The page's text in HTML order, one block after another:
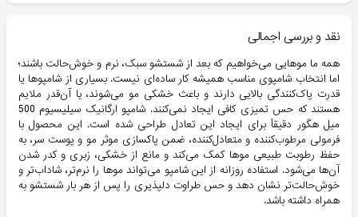
نقد و بررسی اجمالی
همه ما موهایی می‌خواهیم که بعد از شستشو سبک، نرم و خوش‌حالت باشند؛
اما انتخاب شامپوی مناسب همیشه کار ساده‌ای نیست. بسیاری از شامپوها یا
قدرت پاک‌کنندگی بالایی دارند و باعث خشکی مو می‌شوند، یا آن‌قدر ملایم
هستند که حس تمیزی کافی ایجاد نمی‌کنند. شامپو ارگانیک سیلیسیوم 500
میل هگور دقیقاً برای ایجاد این تعادل طراحی شده است. این محصول با
فرمولی مرطوب‌کننده و متعادل‌کننده، ضمن پاکسازی موثر مو و پوست سر، به
حفظ رطوبت طبیعی موها کمک می‌کند و مانع از خشکی، زبری و کدر شدن
آن‌ها می‌شود. استفاده روزانه از این شامپو می‌تواند موها را نرم‌تر، شاداب‌تر و
خوش‌حالت‌تر نشان دهد و حس طراوت دلپذیری را پس از هر بار شستشو به
همراه داشته باشد.